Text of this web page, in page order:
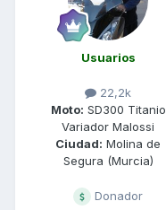
Usuarios
22,2k
Moto: SD300 Titanio
Variador Malossi
Ciudad: Molina de
Segura (Murcia)
Donador